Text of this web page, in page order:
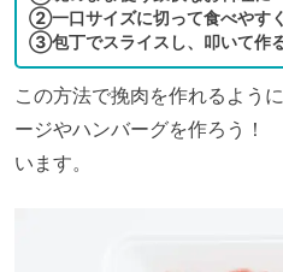
②一口サイズに切って食べやすく
③包丁でスライスし、叩いて作
この方法で挽肉を作れるよう
ージやハンバーグを作ろう！
います。